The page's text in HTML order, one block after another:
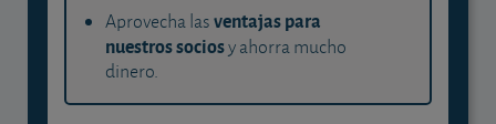
Aprovecha lasventajas para
nuestros sociosy ahorra mucho
dinero.